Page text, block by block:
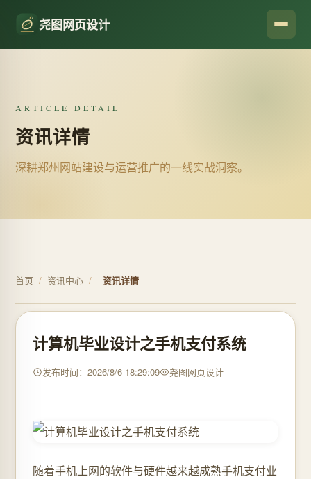
尧图网页设计
ARTICLE DETAIL
资讯详情
深耕郑州网站建设与运营推广的一线实战洞察。
首页 / 资讯中心 / 资讯详情
计算机毕业设计之手机支付系统
发布时间：2026/8/6 18:29:09 尧图网页设计
随着手机上网的软件与硬件越来越成熟手机支付业